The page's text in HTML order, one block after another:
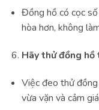
Đồng hồ có cọc
hòa hơn, không
Hãy thử đồng hồ
Việc đeo thử
vừa vặn và cảm